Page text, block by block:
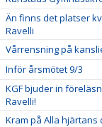
Än finns det platser
Ravelli
Vårrensning på
Inför årsmötet 9/3
KGF bjuder in
Ravelli!
Kram på Alla hjärtans